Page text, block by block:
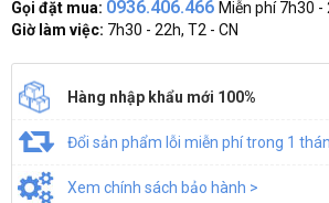
Gọi đặt mua: 0936.406.466 Miễn phí 7h30 -
Giờ làm việc: 7h30 - 22h, T2 - CN
Hàng nhập khẩu mới 100%
Đổi sản phẩm lỗi miễn phí trong 1
Xem chính sách bảo hành >